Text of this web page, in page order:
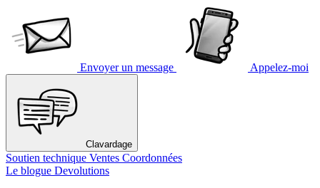
Envoyer un message Appelez-moi
Clavardage
Soutien technique Ventes Coordonnées
Le blogue Devolutions